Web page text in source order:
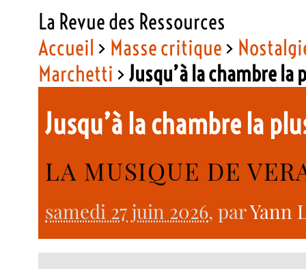
La Revue des Ressources
Accueil > Masse critique>
Marchetti >Jusqu’à la chambre
Jusqu’à la chambre la
LA MUSIQUE DE
samedi 27 juin 2026, parYann